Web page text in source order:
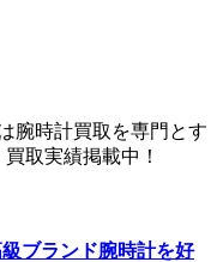
腕時計買取を専門とす
取実績掲載中！
ブランド腕時計を好